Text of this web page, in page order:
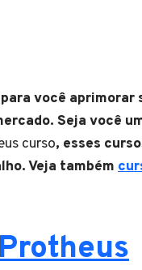
você aprimorar
Seja você
curso, esses
Veja também